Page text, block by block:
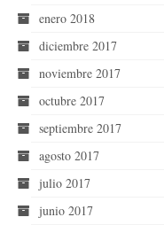
enero 2018
diciembre 2017
noviembre 2017
octubre 2017
septiembre 2017
agosto 2017
julio 2017
junio 2017